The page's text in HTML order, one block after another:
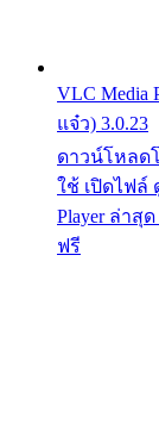
VLC Media
แจ๋ว) 3.0.23
ดาวน์โหลด
ใช้ เปิดไฟล์
Player ล่าสุ
ฟรี